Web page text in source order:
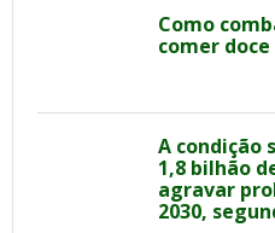
Como
comer doce
A condição
1,8 bilhão
agravar
2030,